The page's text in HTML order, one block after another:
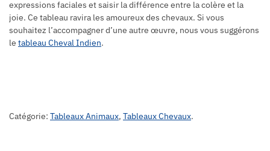
expressions faciales et saisir la différence entre la colère et la
joie. Ce tableau ravira les amoureux des chevaux. Si vous
souhaitez l’accompagner d’une autre œuvre, nous vous suggérons
le tableau Cheval Indien.
Catégorie: Tableaux Animaux, Tableaux Chevaux.